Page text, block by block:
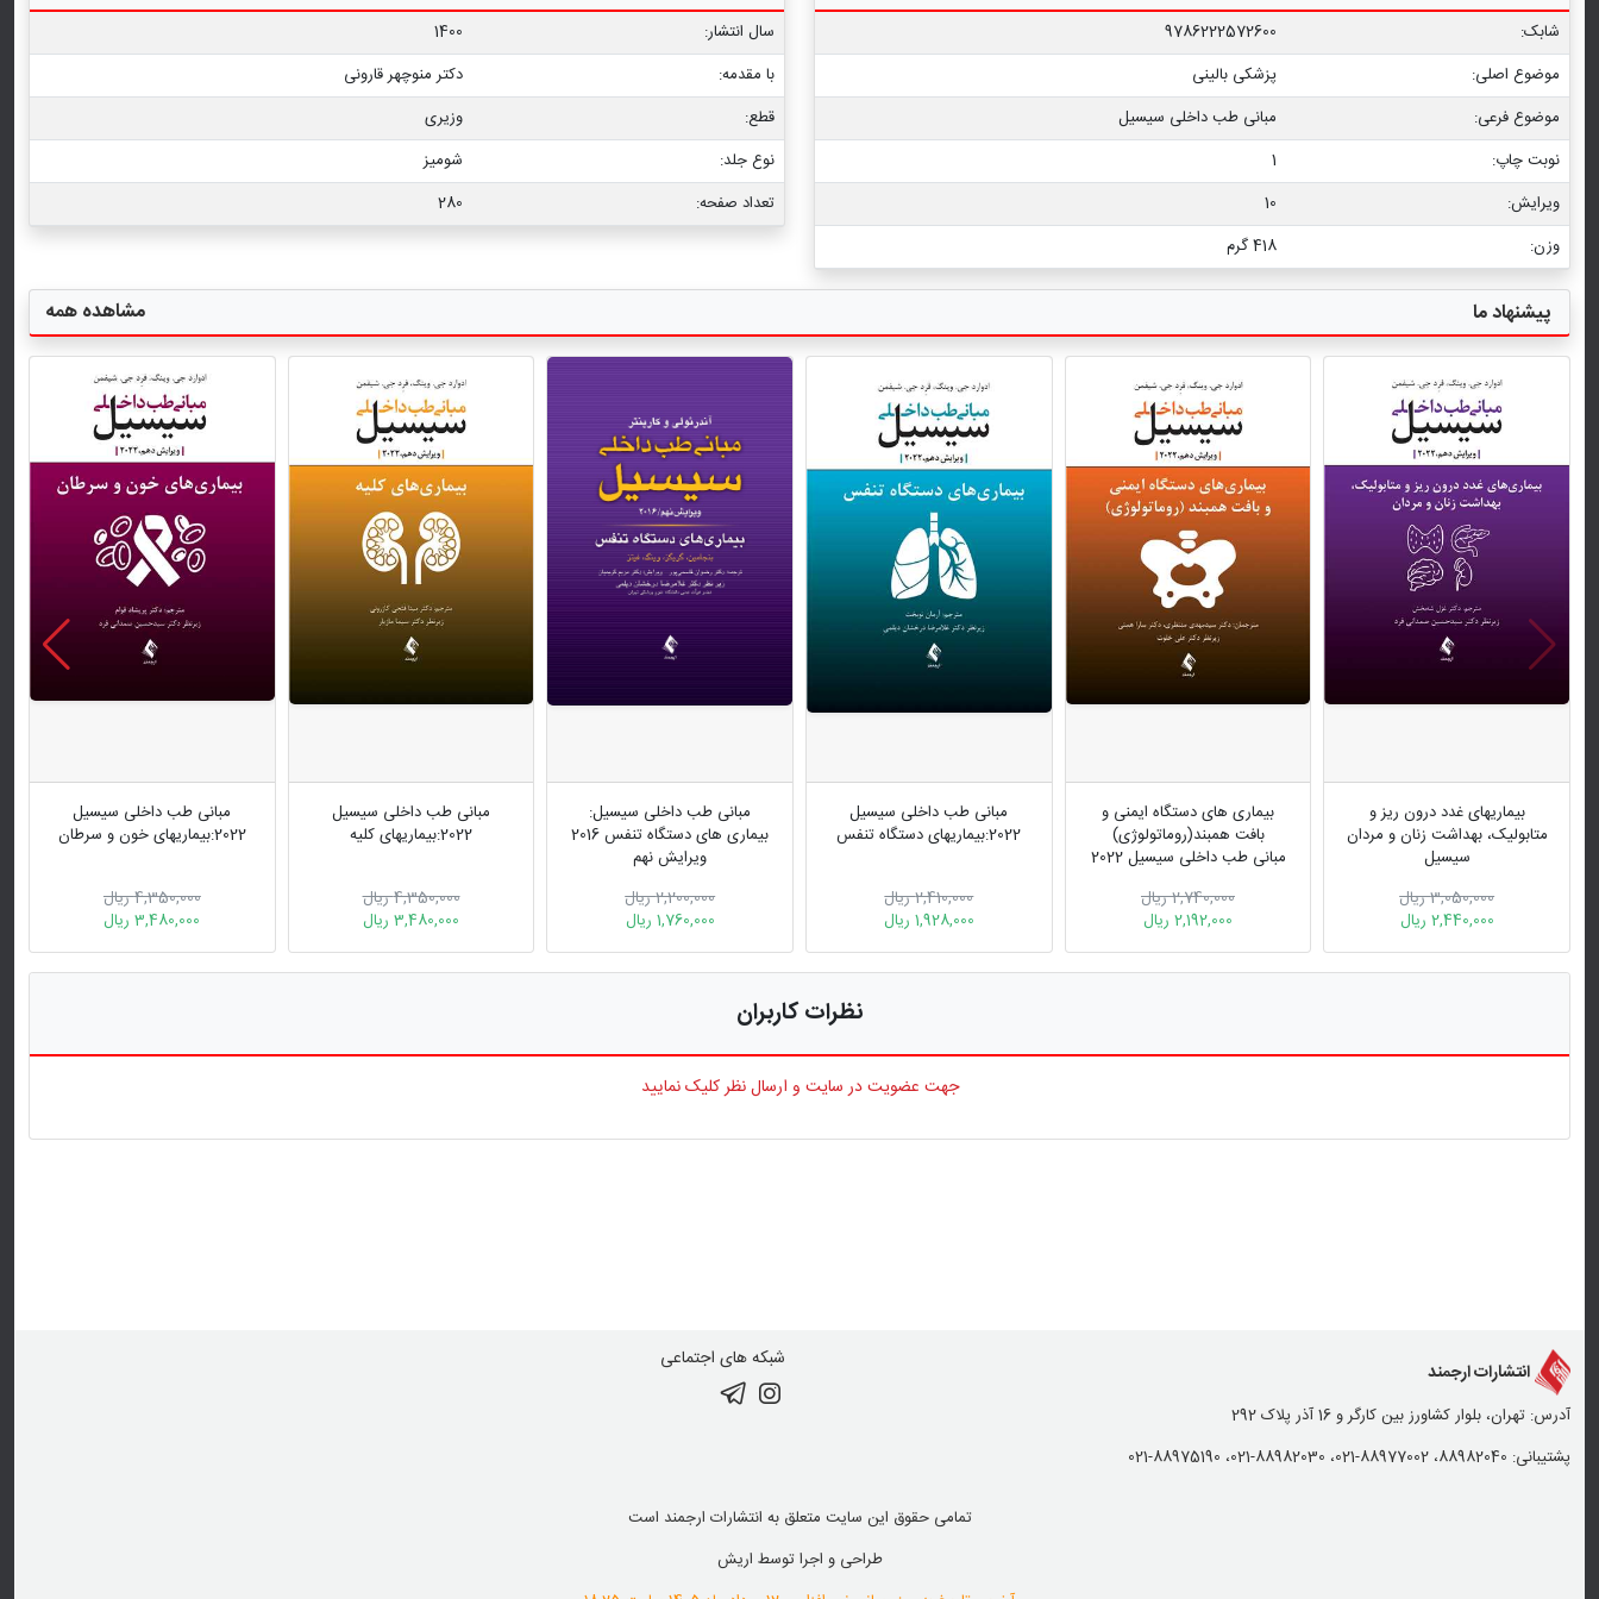
شابک:
9786222572600
موضوع اصلی:
پزشکی بالینی
موضوع فرعی:
مبانی طب داخلی سیسیل
نوبت چاپ:
1
ویرایش:
10
وزن:
418 گرم
سال انتشار:
1400
با مقدمه:
دکتر منوچهر قارونی
قطع:
وزیری
نوع جلد:
شومیز
تعداد صفحه:
280
پیشنهاد ما مشاهده همه
بیماریهای غدد درون ریز و
متابولیک، بهداشت زنان و مردان
سیسیل
ویرایش دهم
3,050,000 ریال
2,440,000 ریال
بیماری های دستگاه ایمنی و
بافت همبند(روماتولوژی)
مبانی طب داخلی سیسیل 2022
2,740,000 ریال
2,192,000 ریال
مبانی طب داخلی سیسیل
2022:بیماریهای دستگاه تنفس
2,410,000 ریال
1,928,000 ریال
مبانی طب داخلی سیسیل:
بیماری های دستگاه تنفس 2016
ویرایش نهم
2,200,000 ریال
1,760,000 ریال
مبانی طب داخلی سیسیل
2022:بیماریهای کلیه
4,350,000 ریال
3,480,000 ریال
مبانی طب داخلی سیسیل
2022:بیماریهای خون و سرطان
4,350,000 ریال
3,480,000 ریال
نظرات کاربران
جهت عضویت در سایت و ارسال نظر کلیک نمایید
انتشارات ارجمند
آدرس: تهران، بلوار کشاورز بین کارگر و 16 آذر پلاک 292
پشتیبانی: 88982040، 88977002-021، 88982030-021، 88975190-021
شبکه های اجتماعی
تمامی حقوق این سایت متعلق به انتشارات ارجمند است
طراحی و اجرا توسط اریش